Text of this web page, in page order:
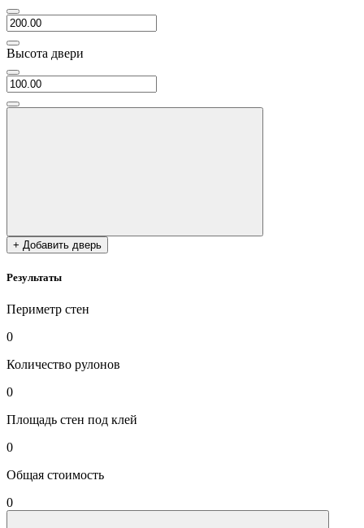
Высота двери
+ Добавить дверь
Результаты
Периметр стен
0
Количество рулонов
0
Площадь стен под клей
0
Общая стоимость
0